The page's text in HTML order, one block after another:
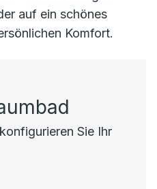
auf ein schönes
Komfort.
Sie Ihr